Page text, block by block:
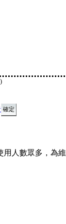
人數眾多，為